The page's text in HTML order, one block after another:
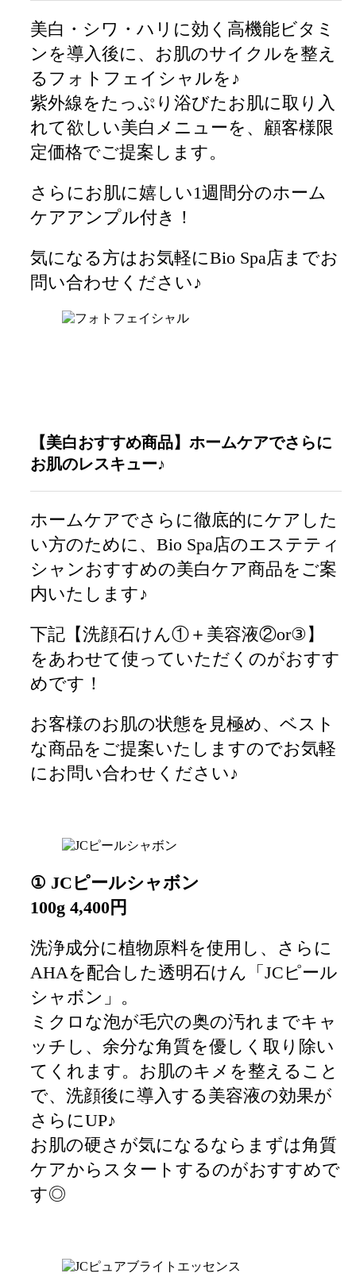
美白・シワ・ハリに効く高機能ビタミ
ンを導入後に、お肌のサイクルを整え
るフォトフェイシャルを♪
紫外線をたっぷり浴びたお肌に取り入
れて欲しい美白メニューを、顧客様限
定価格でご提案します。
さらにお肌に嬉しい1週間分のホーム
ケアアンプル付き！
気になる方はお気軽にBio Spa店までお
問い合わせください♪
【美白おすすめ商品】ホームケアでさらに
お肌のレスキュー♪
ホームケアでさらに徹底的にケアした
い方のために、Bio Spa店のエステティ
シャンおすすめの美白ケア商品をご案
内いたします♪
下記【洗顔石けん①＋美容液②or③】
をあわせて使っていただくのがおすす
めです！
お客様のお肌の状態を見極め、ベスト
な商品をご提案いたしますのでお気軽
にお問い合わせください♪
① JCピールシャボン
100g 4,400円
洗浄成分に植物原料を使用し、さらに
AHAを配合した透明石けん「JCピール
シャボン」。
ミクロな泡が毛穴の奥の汚れまでキャ
ッチし、余分な角質を優しく取り除い
てくれます。お肌のキメを整えること
で、洗顔後に導入する美容液の効果が
さらにUP♪
お肌の硬さが気になるならまずは角質
ケアからスタートするのがおすすめで
す◎